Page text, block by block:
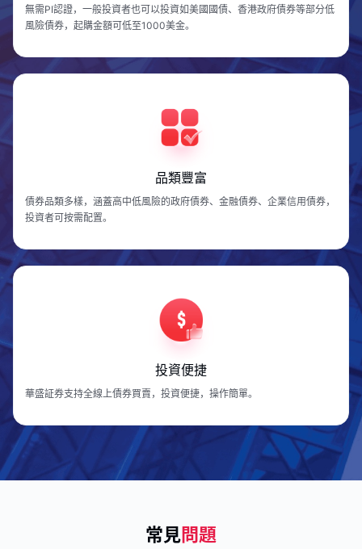
無需PI認證，一般投資者也可以投資如美國國債、香港政府債券等部分低
風險債券，起購金額可低至1000美金。
品類豐富
債券品類多樣，涵蓋高中低風險的政府債券、金融債券、企業信用債券，
投資者可按需配置。
投資便捷
華盛証券支持全線上債券買賣，投資便捷，操作簡單。
常見問題